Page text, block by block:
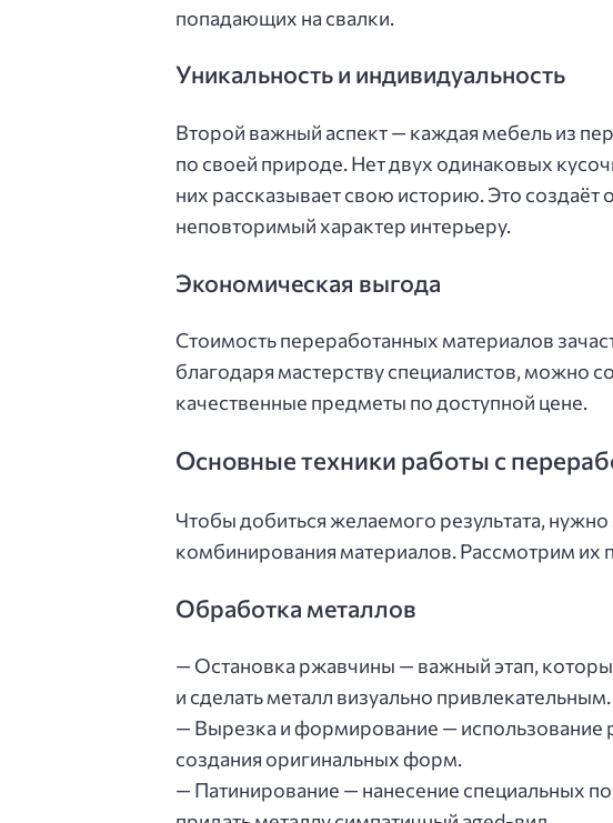
попадающих на свалки.
Уникальность и индивидуальность
Второй важный аспект — каждая мебель из
по своей природе. Нет двух одинаковых
них рассказывает свою историю. Это
неповторимый характер интерьеру.
Экономическая выгода
Стоимость переработанных материалов
благодаря мастерству специалистов, можно
качественные предметы по доступной цене.
Основные техники работы с
Чтобы добиться желаемого результата,
комбинирования материалов. Рассмотрим их
Обработка металлов
— Остановка ржавчины — важный этап,
и сделать металл визуально привлекательным.
— Вырезка и формирование — использование
создания оригинальных форм.
— Патинирование — нанесение специальных